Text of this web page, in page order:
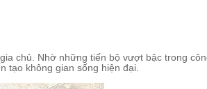
chủ. Nhờ những tiến bộ vượt bậc trong
tạo không gian sống hiện đại.